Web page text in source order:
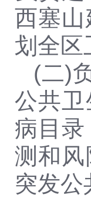
西塞
划全区
(二)
公共
病目
测和
突发公